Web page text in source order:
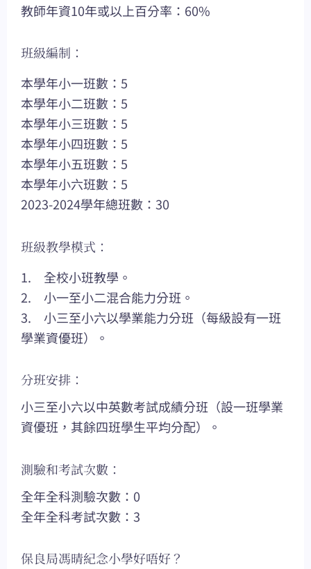
教師年資10年或以上百分率：60%
班級編制：
本學年小一班數：5
本學年小二班數：5
本學年小三班數：5
本學年小四班數：5
本學年小五班數：5
本學年小六班數：5
2023-2024學年總班數：30
班級教學模式：
1. 全校小班教學。
2. 小一至小二混合能力分班。
3. 小三至小六以學業能力分班（每級設有一班
學業資優班）。
分班安排：
小三至小六以中英數考試成績分班（設一班學業
資優班，其餘四班學生平均分配）。
測驗和考試次數：
全年全科測驗次數：0
全年全科考試次數：3
保良局馮晴紀念小學好唔好？